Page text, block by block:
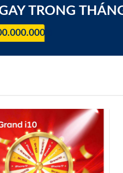
TRONG
đ